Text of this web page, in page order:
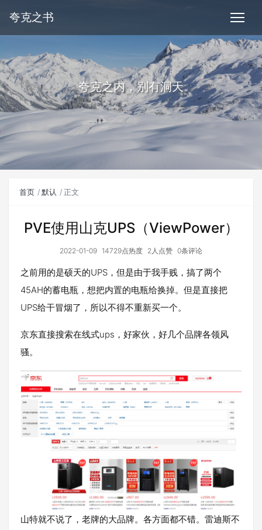
夸克之书
夸克之内，别有洞天
首页 默认 正文
PVE使用山克UPS（ViewPower）
2022-01-09 14729点热度 2人点赞 0条评论
之前用的是硕天的UPS，但是由于我手贱，搞了两个
45AH的蓄电瓶，想把内置的电瓶给换掉。但是直接把
UPS给干冒烟了，所以不得不重新买一个。
京东直接搜索在线式ups，好家伙，好几个品牌各领风
骚。
山特就不说了，老牌的大品牌。各方面都不错。雷迪斯不